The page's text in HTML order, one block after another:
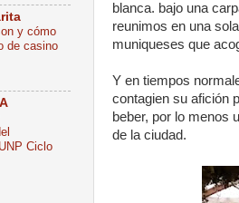
blanca. bajo una
reunimos en una
muniqueses que
Y en tiempos
contagien su afición
beber, por lo menos
de la ciudad.
y cómo
de casino
Ciclo